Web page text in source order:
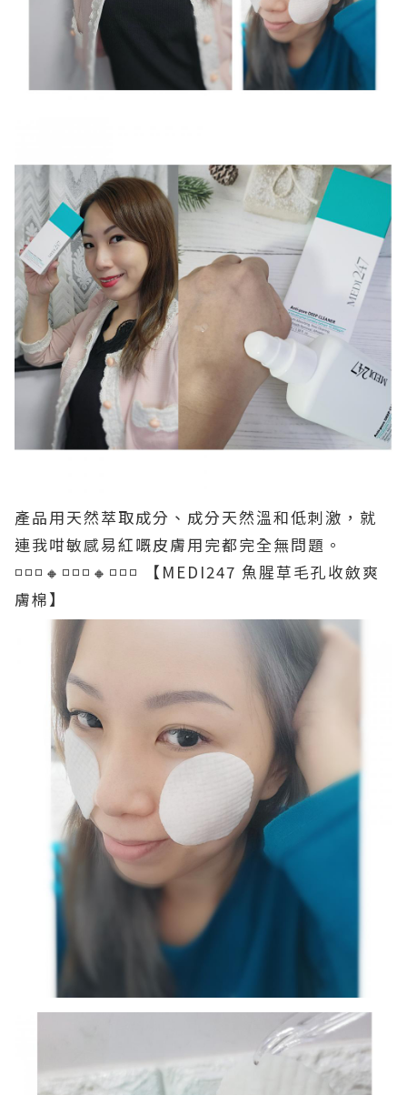
產品用天然萃取成分、成分天然溫和低刺激，就
連我咁敏感易紅嘅皮膚用完都完全無問題。
◽◽◽🔸️◽◽◽🔸️◽◽◽
【MEDI247 魚腥草毛孔收斂爽
膚棉】